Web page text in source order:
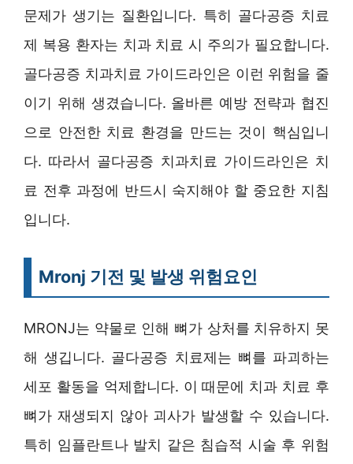
문제가 생기는 질환입니다. 특히 골다공증 치료
제 복용 환자는 치과 치료 시 주의가 필요합니다.
골다공증 치과치료 가이드라인은 이런 위험을 줄
이기 위해 생겼습니다. 올바른 예방 전략과 협진
으로 안전한 치료 환경을 만드는 것이 핵심입니
다. 따라서 골다공증 치과치료 가이드라인은 치
료 전후 과정에 반드시 숙지해야 할 중요한 지침
입니다.
Mronj 기전 및 발생 위험요인
MRONJ는 약물로 인해 뼈가 상처를 치유하지 못
해 생깁니다. 골다공증 치료제는 뼈를 파괴하는
세포 활동을 억제합니다. 이 때문에 치과 치료 후
뼈가 재생되지 않아 괴사가 발생할 수 있습니다.
특히 임플란트나 발치 같은 침습적 시술 후 위험